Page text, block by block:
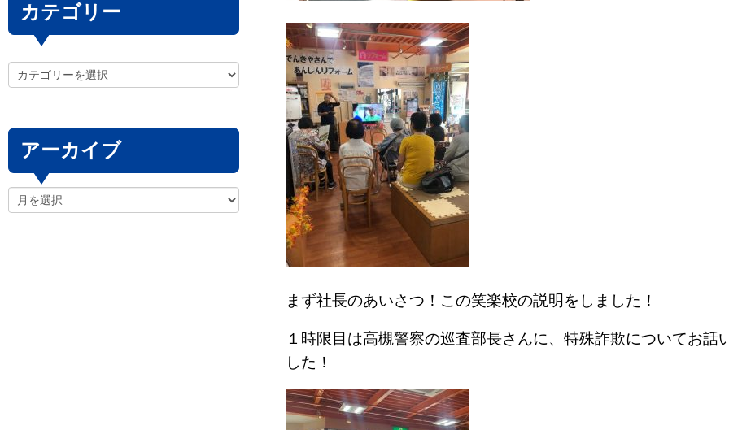
まず社長のあいさつ！この笑楽校の説明をしました！
１時限目は高槻警察の巡査部長さんに、特殊詐欺についてお話
した！
カテゴリー
アーカイブ